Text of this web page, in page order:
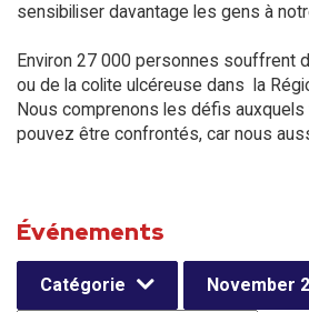
sensibiliser davantage les gens à
Environ 27 000 personnes souffrent
ou de la colite ulcéreuse dans la
Nous comprenons les défis
pouvez être confrontés, car nous
Événements
Catégorie November